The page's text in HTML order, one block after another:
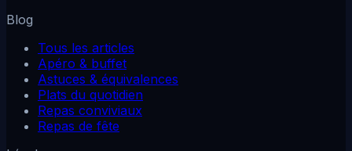
Blog
Tous les articles
Apéro & buffet
Astuces & équivalences
Plats du quotidien
Repas conviviaux
Repas de fête